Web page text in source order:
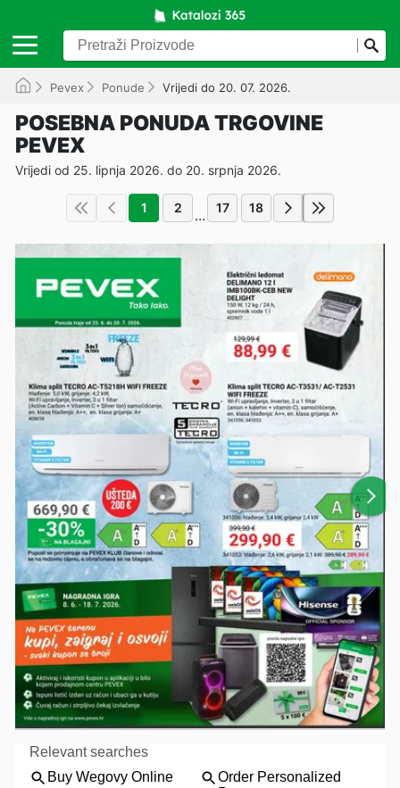
Pevex Ponude Vrijedi do 20. 07. 2026.
POSEBNA PONUDA TRGOVINE
PEVEX
Vrijedi od 25. lipnja 2026. do 20. srpnja 2026.
1 2 ... 17 18